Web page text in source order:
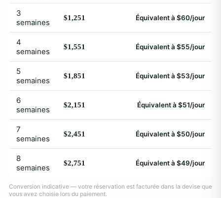
3
semaines
$1,251 Équivalent à $60/jour
4
semaines
$1,551 Équivalent à $55/jour
5
semaines
$1,851 Équivalent à $53/jour
6
semaines
$2,151 Équivalent à $51/jour
7
semaines
$2,451 Équivalent à $50/jour
8
semaines
$2,751 Équivalent à $49/jour
Conversion indicative — votre réservation est facturée dans la devise que
vous avez choisie lors du paiement.